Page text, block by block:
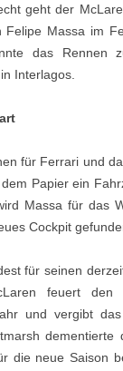
geht der
Massa im
das Rennen
Interlagos.
für Ferrari und
Papier ein
Massa für das
Cockpit
für seinen
feuert den
und vergibt
die neue Saison